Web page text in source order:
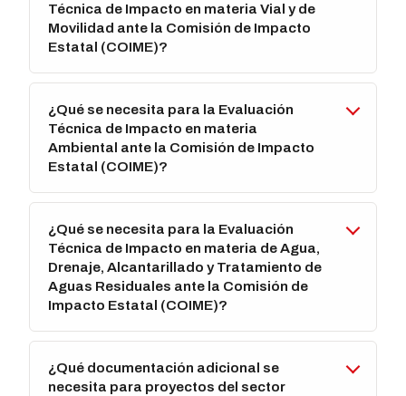
Técnica de Impacto en materia Vial y de
Movilidad ante la Comisión de Impacto
Estatal (COIME)?
¿Qué se necesita para la Evaluación
Técnica de Impacto en materia
Ambiental ante la Comisión de Impacto
Estatal (COIME)?
¿Qué se necesita para la Evaluación
Técnica de Impacto en materia de Agua,
Drenaje, Alcantarillado y Tratamiento de
Aguas Residuales ante la Comisión de
Impacto Estatal (COIME)?
¿Qué documentación adicional se
necesita para proyectos del sector